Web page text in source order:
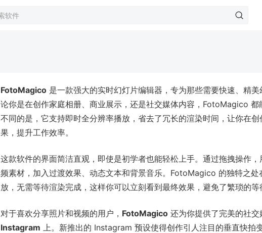
FotoMagico 是一款强大的实时幻灯片编辑器，专为那些需要快速、精
论你是在创作家庭相册、商业展示，还是社交媒体内容，FotoMagico 都
不同的是，它支持即时全分辨率播放，省去了冗长的渲染时间，让你在
果，提升工作效率。
这款软件的界面简洁直观，即使是初学者也能轻松上手。通过拖拽操作
频素材，加入过渡效果、动态文本和背景音乐。FotoMagico 的独特之处
放，无需等待渲染完成，这样你可以立刻看到最终效果，避免了繁琐的等
对于喜欢分享照片和视频的用户， FotoMagico 还为你提供了完美的社
Instagram 上。新推出的 Instagram 预设使得创作引人注目的垂直快拍